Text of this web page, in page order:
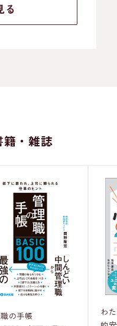
る
籍・雑誌
の手帳
わ